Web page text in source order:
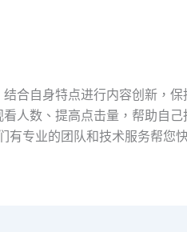
合自身特点进行内容创新，保
人数、提高点击量，帮助自
有专业的团队和技术服务帮您